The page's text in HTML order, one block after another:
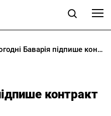
Сьогодні Баварія підпише контракт із новим тренером
контракт